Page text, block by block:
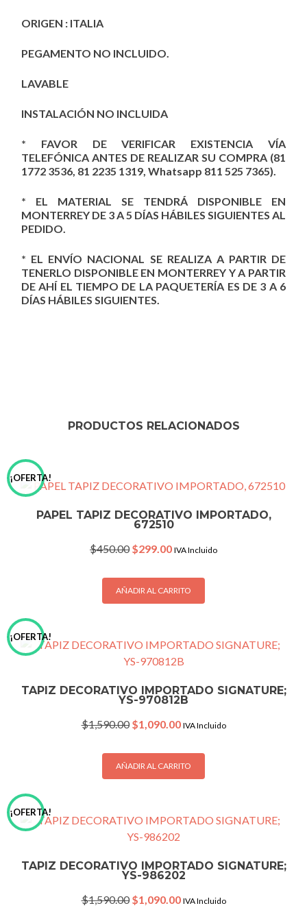
ORIGEN : ITALIA
PEGAMENTO NO INCLUIDO.
LAVABLE
INSTALACIÓN NO INCLUIDA
* FAVOR DE VERIFICAR EXISTENCIA VÍA
TELEFÓNICA ANTES DE REALIZAR SU COMPRA (81
1772 3536, 81 2235 1319, Whatsapp 811 525 7365).
* EL MATERIAL SE TENDRÁ DISPONIBLE EN
MONTERREY DE 3 A 5 DÍAS HÁBILES SIGUIENTES AL
PEDIDO.
* EL ENVÍO NACIONAL SE REALIZA A PARTIR DE
TENERLO DISPONIBLE EN MONTERREY Y A PARTIR
DE AHÍ EL TIEMPO DE LA PAQUETERÍA ES DE 3 A 6
DÍAS HÁBILES SIGUIENTES.
PRODUCTOS RELACIONADOS
¡OFERTA!
PAPEL TAPIZ DECORATIVO IMPORTADO,
672510
$450.00 Original
was:
$450.00.
$299.00Current
is:
$299.00.
IVA Incluido
AÑADIR AL CARRITO
¡OFERTA!
TAPIZ DECORATIVO IMPORTADO SIGNATURE;
YS-970812B
$1,590.00 Original
was:
$1,590.00.
$1,090.00Current
is:
$1,090.00.
IVA Incluido
AÑADIR AL CARRITO
¡OFERTA!
TAPIZ DECORATIVO IMPORTADO SIGNATURE;
YS-986202
$1,590.00 Original
$1,090.00Current
IVA Incluido